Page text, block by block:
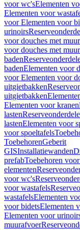
voor wc'sElementen
Elementen voor
voor Elementen voor
urinoirs
voor douches met
voor douches met
baden
badenElementen voor
voor Elementen voor
uitgietbakken
uitgietbakken
Elementen voor kranen
lasten
lastenElementen voor
voor spoeltafels
ToebehorenGeberit
GISInstallatiewanden
prefabToebehoren
elementen
voor wc's
voor wastafels
wastafelsElementen
voor bidetsElementen
Elementen voor
muurafvoer